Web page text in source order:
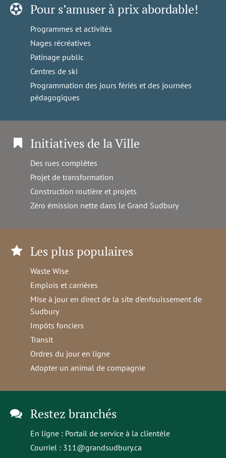
Pour s’amuser à prix abordable!
Programmes et activités
Nages récréatives
Patinage public
Centres de ski
Programmation des jours fériés et des journées
pédagogiques
Initiatives de la Ville
Des rues complètes
Projet de transformation
Construction routière et projets
Zéro émission nette dans le Grand Sudbury
Les plus populaires
Waste Wise
Emplois et carrières
Mise à jour en direct de la site d'enfouissement de
Sudbury
Impôts fonciers
Transit
Ordres du jour en ligne
Adopter un animal de compagnie
Restez branchés
En ligne : Portail de service à la clientèle
Courriel : 311@grandsudbury.ca